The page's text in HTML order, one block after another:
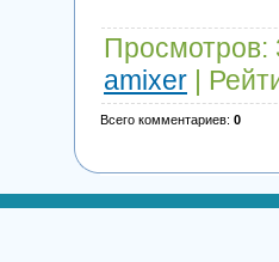
Просмотров:
amixer |
Всего комментариев: 0